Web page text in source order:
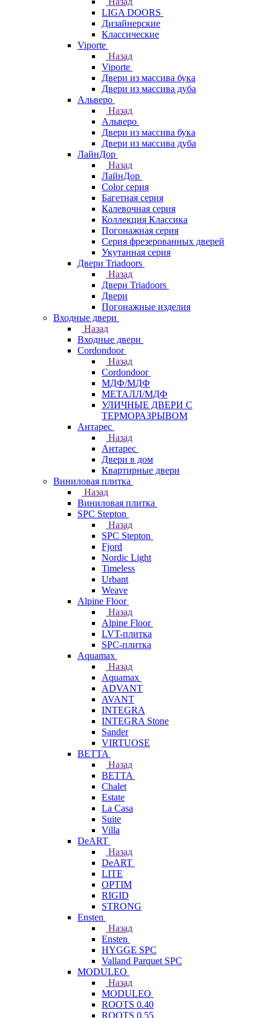
LIGA DOORS
Дизайнерские
Классические
Viporte
Назад
Viporte
Двери из массива бука
Двери из массива дуба
Альверо
Назад
Альверо
Двери из массива бука
Двери из массива дуба
ЛайнДор
Назад
ЛайнДор
Color серия
Багетная серия
Калевочная серия
Коллекция Классика
Погонажная серия
Серия фрезерованных дверей
Укутанная серия
Двери Triadoors
Назад
Двери Triadoors
Двери
Погонажные изделия
Входные двери
Назад
Входные двери
Cordondoor
Назад
Cordondoor
МДФ/МДФ
МЕТАЛЛ/МДФ
УЛИЧНЫЕ ДВЕРИ С
ТЕРМОРАЗРЫВОМ
Антарес
Назад
Антарес
Двери в дом
Квартирные двери
Виниловая плитка
Назад
Виниловая плитка
SPC Stepton
Назад
SPC Stepton
Fjord
Nordic Light
Timeless
Urbant
Weave
Alpine Floor
Назад
Alpine Floor
LVT-плитка
SPC-плитка
Aquamax
Назад
Aquamax
ADVANT
AVANT
INTEGRA
INTEGRA Stone
Sander
VIRTUOSE
BETTA
Назад
BETTA
Chalet
Estate
La Casa
Suite
Villa
DeART
Назад
DeART
LITE
OPTIM
RIGID
STRONG
Ensten
Назад
Ensten
HYGGE SPC
Valland Parquet SPC
MODULEO
Назад
MODULEO
ROOTS 0.40
ROOTS 0.55